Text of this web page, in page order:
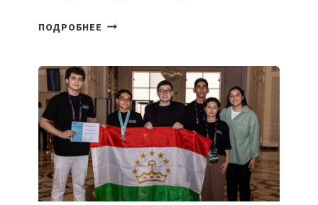
ПОДРОБНЕЕ НА
ASTANA
ПРЕДСТАВИЛИ
АРТ-
ФИЛЬМ
TENGRIDA:
CYBER
STEPPE